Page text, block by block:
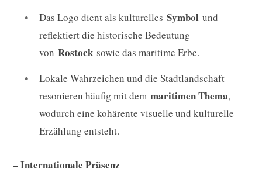
Das Logo dient als kulturelles Symbol und
reflektiert die historische Bedeutung
von Rostock sowie das maritime Erbe.
Lokale Wahrzeichen und die Stadtlandschaft
resonieren häufig mit dem maritimen Thema,
wodurch eine kohärente visuelle und kulturelle
Erzählung entsteht.
– Internationale Präsenz